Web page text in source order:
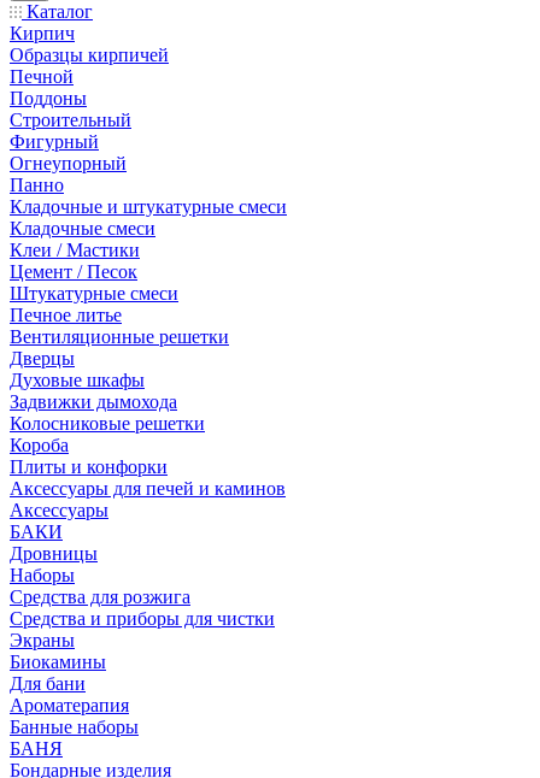
Каталог
Кирпич
Образцы кирпичей
Печной
Поддоны
Строительный
Фигурный
Огнеупорный
Панно
Кладочные и штукатурные смеси
Кладочные смеси
Клеи / Мастики
Цемент / Песок
Штукатурные смеси
Печное литье
Вентиляционные решетки
Дверцы
Духовые шкафы
Задвижки дымохода
Колосниковые решетки
Короба
Плиты и конфорки
Аксессуары для печей и каминов
Аксессуары
БАКИ
Дровницы
Наборы
Средства для розжига
Средства и приборы для чистки
Экраны
Биокамины
Для бани
Ароматерапия
Банные наборы
БАНЯ
Бондарные изделия